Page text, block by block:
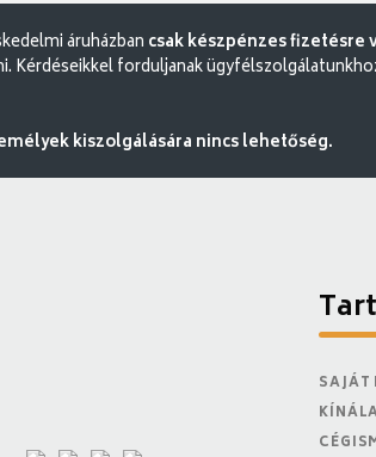
áruházban csak készpénzes fizetésre
Kérdéseikkel forduljanak
kiszolgálására nincs lehetőség.
SAJÁT